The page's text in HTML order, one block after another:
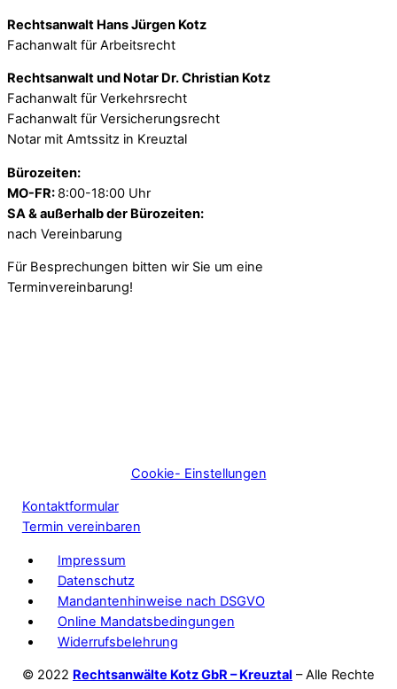
Rechtsanwalt Hans Jürgen Kotz
Fachanwalt für Arbeitsrecht
Rechtsanwalt und Notar Dr. Christian Kotz
Fachanwalt für Verkehrsrecht
Fachanwalt für Versicherungsrecht
Notar mit Amtssitz in Kreuztal
Bürozeiten:
MO-FR: 8:00-18:00 Uhr
SA & außerhalb der Bürozeiten:
nach Vereinbarung
Für Besprechungen bitten wir Sie um eine
Terminvereinbarung!
Cookie- Einstellungen
Kontaktformular
Termin vereinbaren
Impressum
Datenschutz
Mandantenhinweise nach DSGVO
Online Mandatsbedingungen
Widerrufsbelehrung
© 2022 Rechtsanwälte Kotz GbR – Kreuztal – Alle Rechte